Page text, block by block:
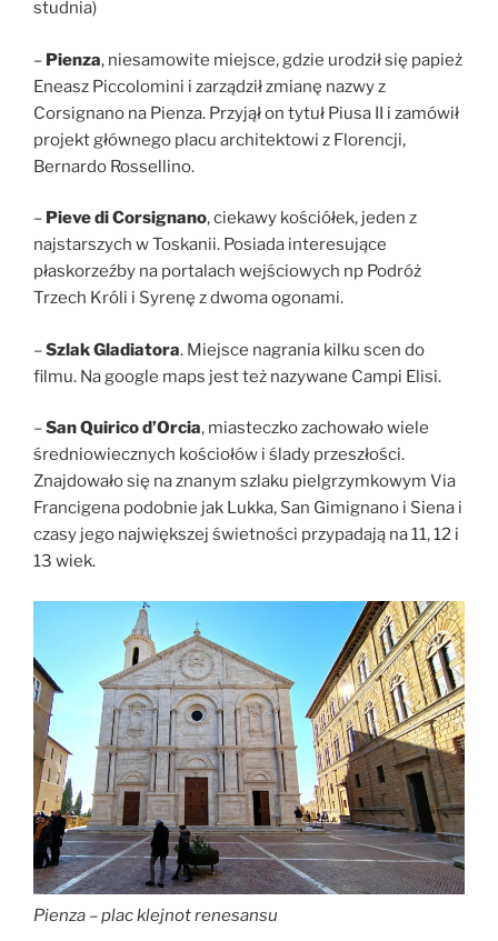
studnia)
– Pienza, niesamowite miejsce, gdzie urodził się papież
Eneasz Piccolomini i zarządził zmianę nazwy z
Corsignano na Pienza. Przyjął on tytuł Piusa II i zamówił
projekt głównego placu architektowi z Florencji,
Bernardo Rossellino.
– Pieve di Corsignano, ciekawy kościółek, jeden z
najstarszych w Toskanii. Posiada interesujące
płaskorzeźby na portalach wejściowych np Podróż
Trzech Króli i Syrenę z dwoma ogonami.
–Szlak Gladiatora. Miejsce nagrania kilku scen do
filmu. Na google maps jest też nazywane Campi Elisi.
–San Quirico d’Orcia, miasteczko zachowało wiele
średniowiecznych kościołów i ślady przeszłości.
Znajdowało się na znanym szlaku pielgrzymkowym Via
Francigena podobnie jak Lukka, San Gimignano i Siena i
czasy jego największej świetności przypadają na 11, 12 i
13 wiek.
Pienza – plac klejnot renesansu